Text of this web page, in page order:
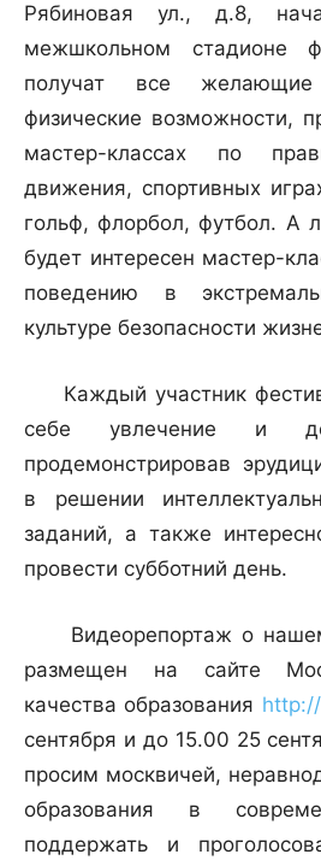
Рябиновая ул., д.8,
межшкольном стадионе
получат все
физические возможности,
мастер-классах по
движения, спортивных
гольф, флорбол, футбол. А
будет интересен мастер-
поведению в
культуре безопасности
Каждый участник
себе увлечение и
продемонстрировав
в решении
заданий, а также
провести субботний день.
Видеорепортаж о нашем
размещен на сайте
качества образования
сентября и до 15.00 25
просим москвичей,
образования в
поддержать и